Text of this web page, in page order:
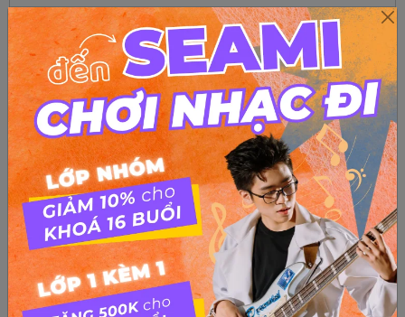
Diem xua from Cherry Yêu Quái